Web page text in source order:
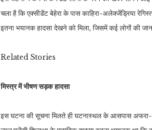
चला है कि एक्सीडेंट बेहेरा के पास काहिरा-अलेक्जेंड्रिया
इतना भयानक हादसा देखने को मिला, जिसमें कई लोगों की
Related Stories
मिस्त्र में भीषण सड़क हादसा
इस घटना की सूचना मिलते ही घटनास्थल के आसपास अफरा-
जीवन शैली
रिश्ते में दूरियां, रिलेशनशिप